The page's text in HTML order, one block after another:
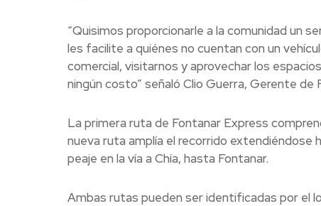
“Quisimos proporcionarle a la comunidad un
les facilite a quiénes no cuentan con un
comercial, visitarnos y aprovechar los
ningún costo” señaló Clio Guerra, Gerente de
La primera ruta de Fontanar Express
nueva ruta amplía el recorrido extendiéndose
peaje en la vía a Chía, hasta Fontanar.
Ambas rutas pueden ser identificadas por el